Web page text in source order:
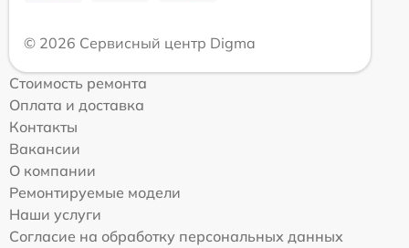
© 2026 Сервисный центр Digma
Стоимость ремонта
Оплата и доставка
Контакты
Вакансии
О компании
Ремонтируемые модели
Наши услуги
Согласие на обработку персональных данных